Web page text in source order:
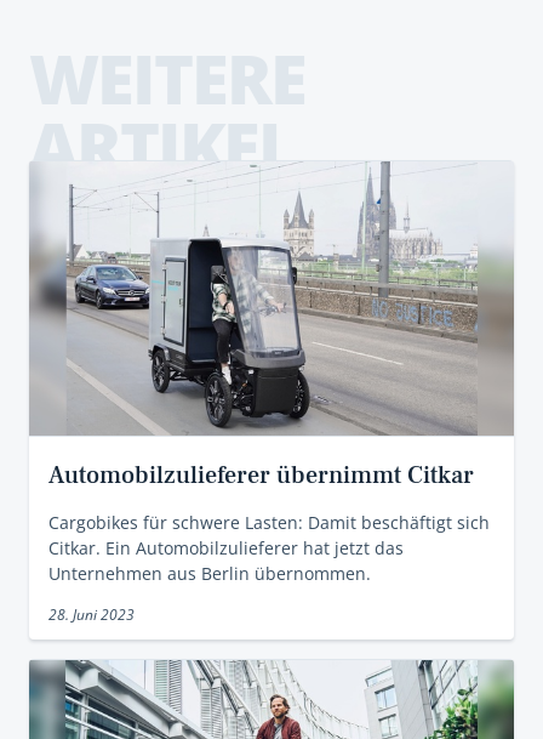
ARTIKEL
Automobilzulieferer übernimmt Citkar
Cargobikes für schwere Lasten: Damit beschäftigt sich
Citkar. Ein Automobilzulieferer hat jetzt das
Unternehmen aus Berlin übernommen.
28. Juni 2023